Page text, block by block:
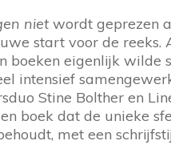
nietwordt geprezen
start voor de reeks.
boeken eigenlijk wilde
intensief
Stine Bolther en
boek dat de unieke
met een